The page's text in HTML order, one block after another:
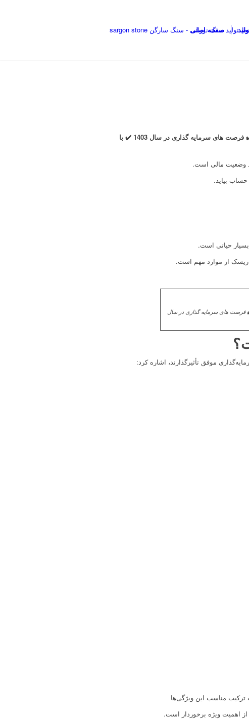
صفحه اصلی
سرمایه گذاری با 800 میلیون تومان در سال 1403 ✔️ کجا سرمایه گذاری کنیم ✔️ بهترین سرمایه گذاری در سال 1403 ✔️ فرصت های سرمایه گذاری در سال 1403 ✔️ با
حساب بیاید.
حیاتی است.
ریسک از موارد مهم است.
با 800 میلیون تومان در سال 1403 ✔️ کجا سرمایه گذاری کنیم ✔️ بهترین سرمایه گذاری در سال 1403 ✔️ فرصت های سرمایه گذاری در سال
موفق تأثیرگذارند، اشاره کرد:
ترکیب مناسب این ویژگی‌ها
از اهمیت ویژه برخوردار است.